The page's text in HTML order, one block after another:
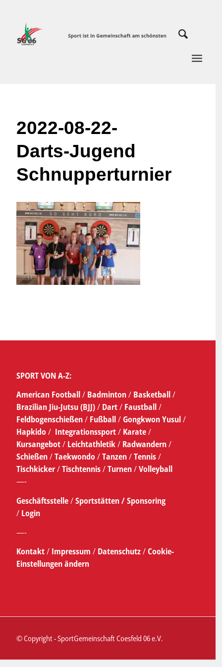
2022-08-22-
Darts-Jugend
Schnupperturnier
SPORT VON A-Z:
American Football/ Badminton/ Basketball/
Brazilian Jiu-Jutsu (BJJ)/ Dart/ Faustball/
Feldbogenschießen/ Fußball/Gongkwon Yusul/
Hapkido/ Integrationssport/ Karate/
Kursangebot/Leichtathletik/ Radwandern/
Schießen/Taekwondo/Tanzen/Tennis/
Tischkicker/Tischtennis/Turnen/Volleyball
—-
Geschäftsstelle/Sportstätten /Sponsoring
/ Login
—-
Kontakt/ Impressum / Datenschutz/Cookie-
Einstellungen ändern
© Copyright - SportGemeinschaft Coesfeld 06 e.V.